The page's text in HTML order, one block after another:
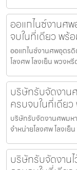
ออแกไนซ์งานศ
จบในที่เดียว พร้
ออแกไนซ์งานศพอุตร
โลงศพ โลงเย็น พวงห
บริษัทรับจัดงาน
ครบจบในที่เดีย
บริษัทรับจัดงานศพมห
จำหน่ายโลงศพ โลงเ
บริษัทรับจัดงาน